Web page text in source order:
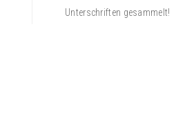
Unterschriften gesammelt!